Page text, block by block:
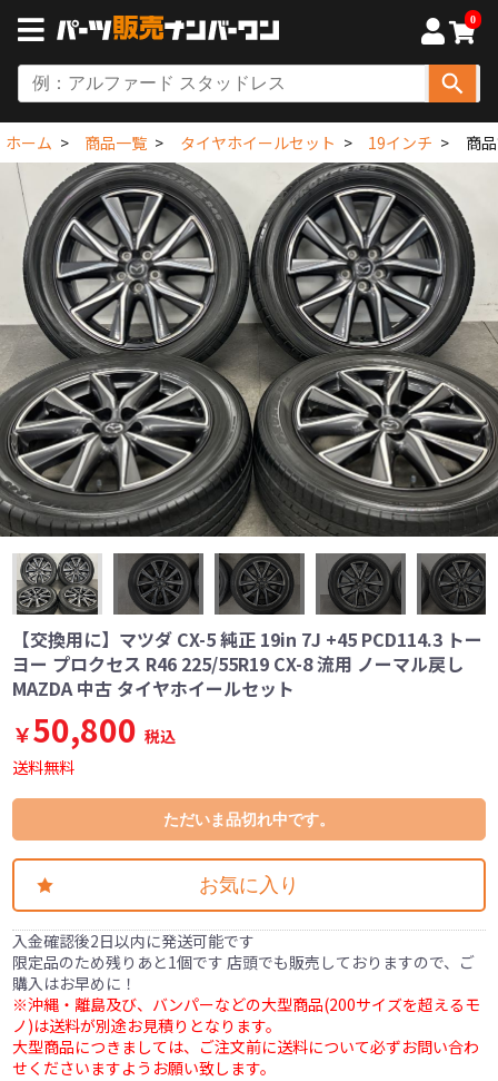
0
ホーム 商品一覧 タイヤホイールセット 19インチ 商
【交換用に】マツダ CX-5 純正 19in 7J +45 PCD114.3 トー
ヨー プロクセス R46 225/55R19 CX-8 流用 ノーマル戻し
MAZDA 中古 タイヤホイールセット
￥50,800 税込
送料無料
ただいま品切れ中です。
お気に入り
入金確認後2日以内に発送可能です
限定品のため残りあと1個です 店頭でも販売しておりますので、ご
購入はお早めに！
※沖縄・離島及び、バンパーなどの大型商品(200サイズを超えるモ
ノ)は送料が別途お見積りとなります。
大型商品につきましては、ご注文前に送料について必ずお問い合わ
せくださいますようお願い致します。